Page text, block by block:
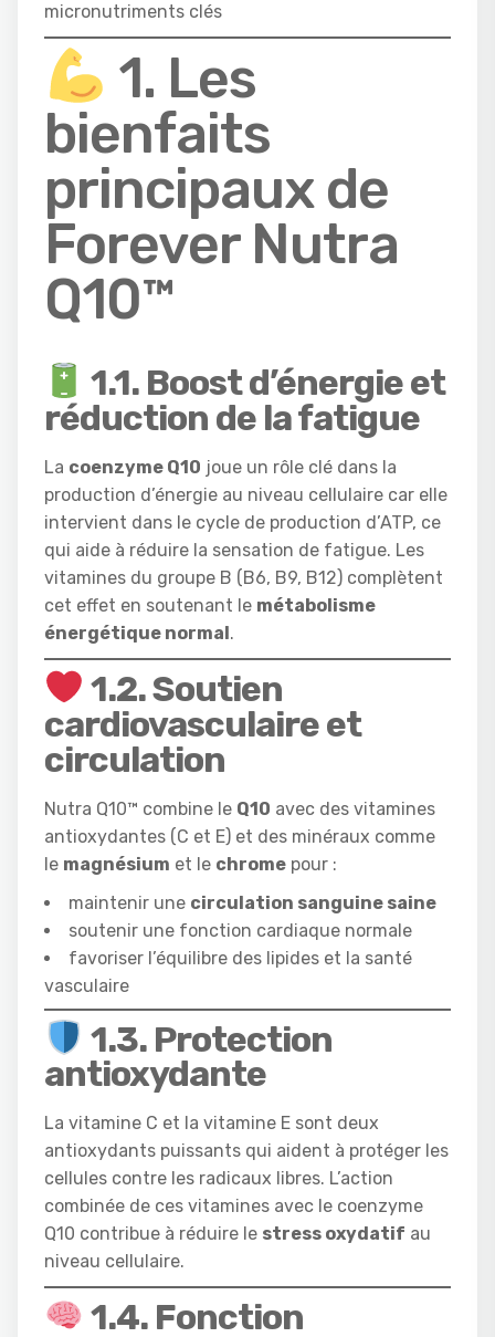
micronutriments clés
1. Les
bienfaits
principaux de
Forever Nutra
Q10™
1.1. Boost d’énergie et
réduction de la fatigue
La coenzyme Q10 joue un rôle clé dans la
production d’énergie au niveau cellulaire car elle
intervient dans le cycle de production d’ATP, ce
qui aide à réduire la sensation de fatigue. Les
vitamines du groupe B (B6, B9, B12) complètent
cet effet en soutenant le métabolisme
énergétique normal.
1.2.Soutien
cardiovasculaire et
circulation
Nutra Q10™ combine le Q10 avec des vitamines
antioxydantes (C et E) et des minéraux comme
le magnésium et le chrome pour :
maintenir une circulation sanguine saine
soutenir une fonction cardiaque normale
favoriser l’équilibre des lipides et la santé
vasculaire
1.3. Protection
antioxydante
La vitamine C et la vitamine E sont deux
antioxydants puissants qui aident à protéger les
cellules contre les radicaux libres. L’action
combinée de ces vitamines avec le coenzyme
Q10 contribue à réduire le stress oxydatif au
niveau cellulaire.
1.4. Fonction